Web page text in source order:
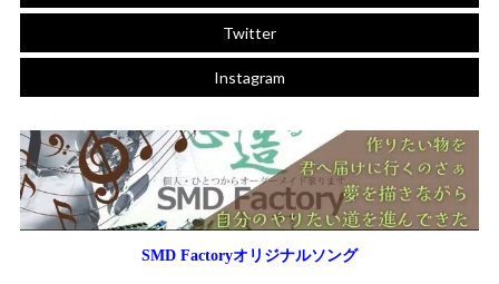
Twitter
Instagram
SMD Factoryオリジナルソング